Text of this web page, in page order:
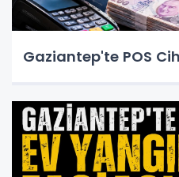
Gaziantep'te POS